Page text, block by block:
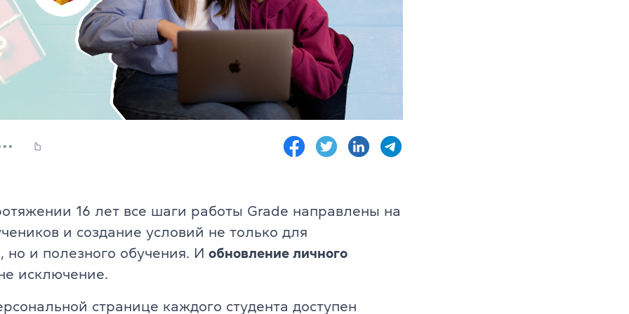
офіс 32
программа
Юридический английский
Подготовка к экзаменам FCE, CAE, CPE
Все курсы для подростков
Летний разговорный курс
Все курсы для детей
16 лет все шаги работы Grade направлены на
и создание условий не только для
но и полезного обучения. И обновление личного
исключение.
странице каждого студента доступен